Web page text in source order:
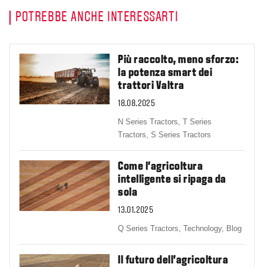
POTREBBE ANCHE INTERESSARTI
Più raccolto, meno sforzo:
la potenza smart dei
trattori Valtra
18.08.2025
N Series Tractors,T Series
Tractors,S Series Tractors
Come l'agricoltura
intelligente si ripaga da
sola
13.01.2025
Q Series Tractors,Technology, Blog
Il futuro dell'agricoltura